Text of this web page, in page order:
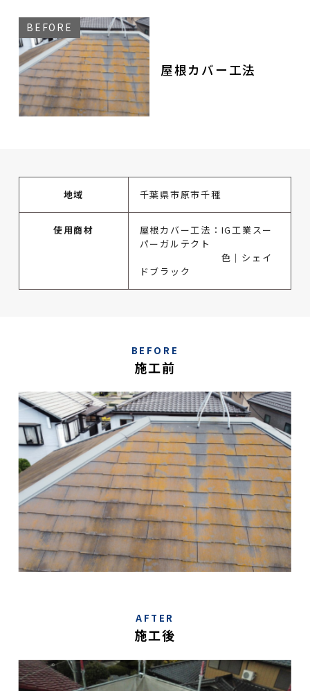
屋根カバー工法
地域 千葉県市原市千種
使用商材
屋根カバー工法：IG工業スー
パーガルテクト
色｜シェイ
ドブラック
BEFORE
施工前
AFTER
施工後